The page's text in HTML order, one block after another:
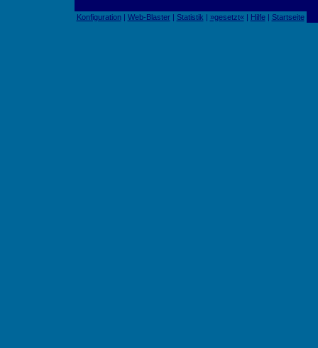
Konfiguration| Web-Blaster| Statistik | »gesetzt«| Hilfe| Startseite